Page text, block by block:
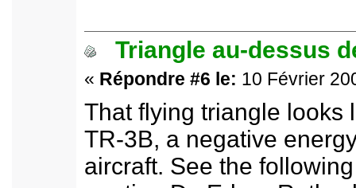
Triangle au-dessus
« Répondre #6 le: 10 Février
That flying triangle looks
TR-3B, a negative
aircraft. See the